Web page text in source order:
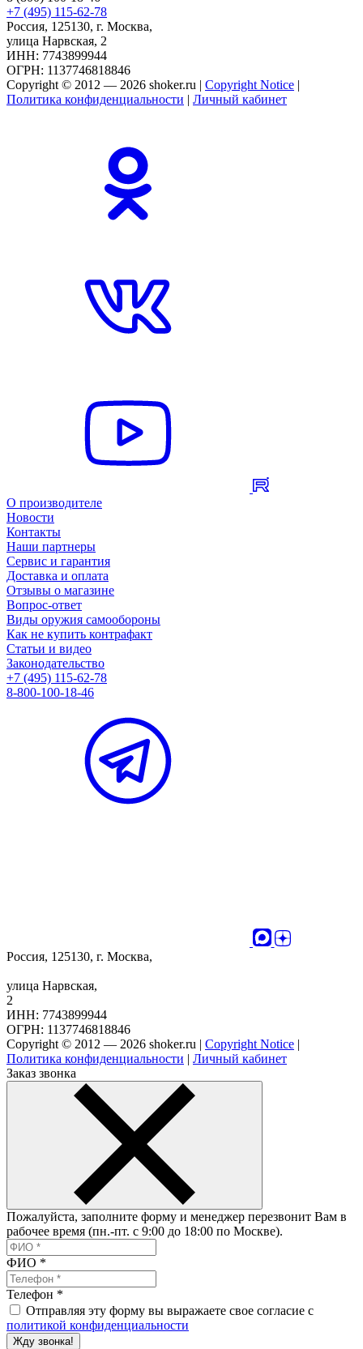
+7 (495) 115-62-78
Россия, 125130, г. Москва,
улица Нарвская, 2
ИНН: 7743899944
ОГРН: 1137746818846
Copyright © 2012 — 2026 shoker.ru | Copyright Notice |
Политика конфиденциальности | Личный кабинет
О производителе
Новости
Контакты
Наши партнеры
Сервис и гарантия
Доставка и оплата
Отзывы о магазине
Вопрос-ответ
Виды оружия самообороны
Как не купить контрафакт
Статьи и видео
Законодательство
+7 (495) 115-62-78
8-800-100-18-46
Россия, 125130, г. Москва,
улица Нарвская,
2
ИНН: 7743899944
ОГРН: 1137746818846
Copyright © 2012 — 2026 shoker.ru | Copyright Notice |
Политика конфиденциальности | Личный кабинет
Заказ звонка
Пожалуйста, заполните форму и менеджер перезвонит Вам в
рабочее время (пн.-пт. с 9:00 до 18:00 по Москве).
ФИО *
Телефон *
Отправляя эту форму вы выражаете свое согласие с
политикой конфиденциальности
Жду звонка!